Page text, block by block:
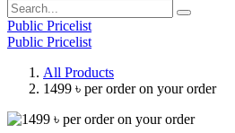
Public Pricelist
Public Pricelist
All Products
1499 ৳ per order on your order